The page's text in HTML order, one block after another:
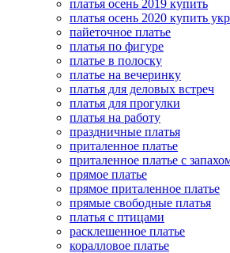
платья осень 2019 купить
платья осень 2020 купить
пайеточное платье
платья по фигуре
платье в полоску
платье на вечеринку
платья для деловых встреч
платья для прогулки
платья на работу
праздничные платья
приталенное платье
приталенное платье с
прямое платье
прямое приталенное платье
прямые свободные платья
платья с птицами
расклешенное платье
коралловое платье